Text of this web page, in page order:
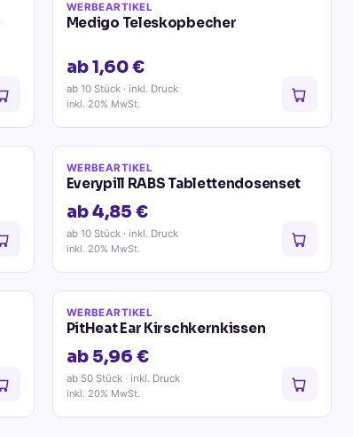
WERBEARTIKEL
Medigo Teleskopbecher
ab 1,60 €
ab 10 Stück· inkl. Druck
inkl. 20% MwSt.
WERBEARTIKEL
Everypill RABS Tablettendosenset
ab 4,85 €
ab 10 Stück· inkl. Druck
inkl. 20% MwSt.
WERBEARTIKEL
PitHeat Ear Kirschkernkissen
ab 5,96 €
ab 50 Stück· inkl. Druck
inkl. 20% MwSt.